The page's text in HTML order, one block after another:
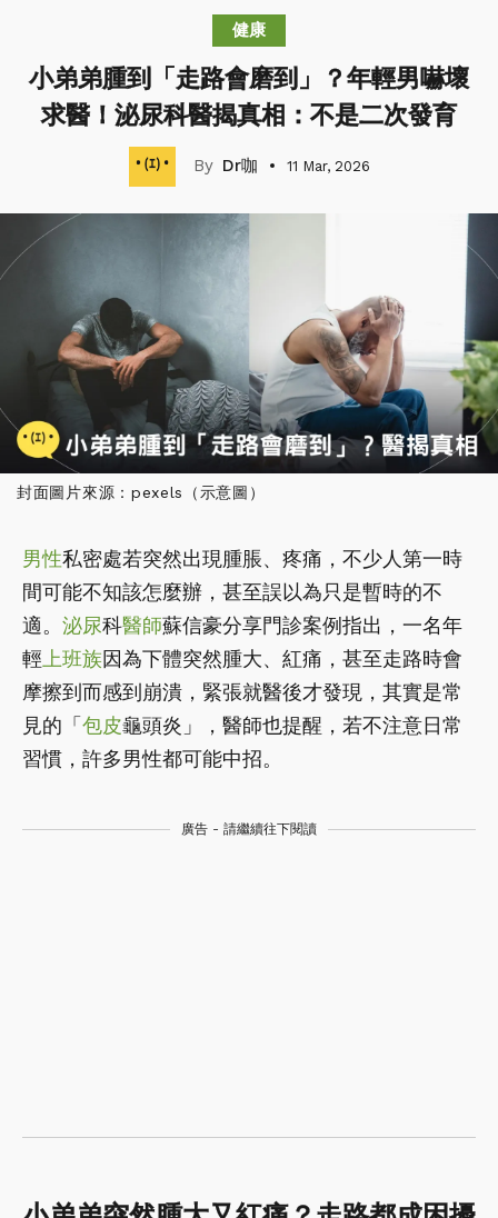
健康
小弟弟腫到「走路會磨到」？年輕男嚇壞
求醫！泌尿科醫揭真相：不是二次發育
Dr咖 11 Mar, 2026
封面圖片來源：pexels（示意圖）
男性私密處若突然出現腫脹、疼痛，不少人第一時
間可能不知該怎麼辦，甚至誤以為只是暫時的不
適。 泌尿科醫師蘇信豪分享門診案例指出，一名年
輕 上班族因為下體突然腫大、紅痛，甚至走路時會
摩擦到而感到崩潰，緊張就醫後才發現，其實是常
見的「 包皮龜頭炎」，醫師也提醒，若不注意日常
習慣，許多男性都可能中招。
廣告 - 請繼續往下閱讀